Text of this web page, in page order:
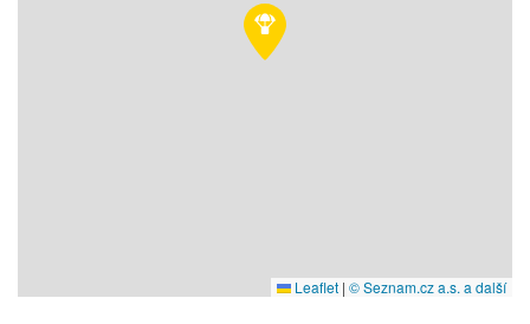
Leaflet | © Seznam.cz a.s. a další